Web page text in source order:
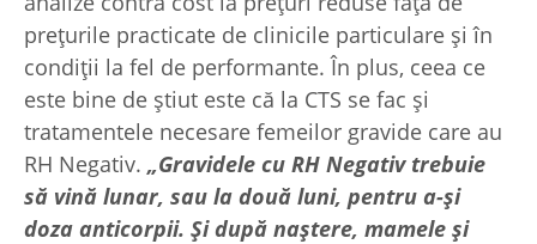
prețurile practicate de clinicile particulare și în
condiții la fel de performante. În plus, ceea ce
este bine de știut este că la CTS se fac și
tratamentele necesare femeilor gravide care au
RH Negativ. „Gravidele cu RH Negativ trebuie
să vină lunar, sau la două luni, pentru a-și
doza anticorpii. Și după naștere, mamele și